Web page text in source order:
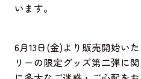
います。
6月13日(金)より販売開始い
リーの限定グッズ第二弾に